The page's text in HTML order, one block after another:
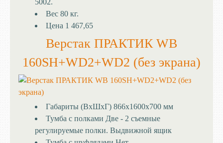
5002.
Вес 80 кг.
Цена 1 467,65
Верстак ПРАКТИК WB
160SH+WD2+WD2 (без экрана)
Габариты (ВхШхГ) 866x1600x700 мм
Тумба с полками Две - 2 съемные
регулируемые полки. Выдвижной ящик